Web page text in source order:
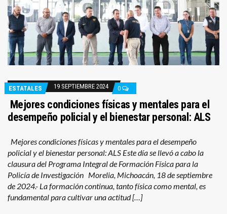
ESTATALES 19 SEPTIEMBRE 2024 0
Mejores condiciones físicas y mentales para el
desempeño policial y el bienestar personal: ALS
Mejores condiciones físicas y mentales para el desempeño
policial y el bienestar personal: ALS Este día se llevó a cabo la
clausura del Programa Integral de Formación Física para la
Policía de Investigación Morelia, Michoacán, 18 de septiembre
de 2024.- La formación continua, tanto física como mental, es
fundamental para cultivar una actitud […]